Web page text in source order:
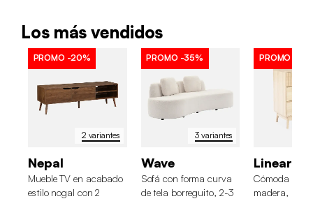
Los más vendidos
2 variantes
PROMO -20%
Nepal
Mueble TV en acabado
estilo nogal con 2
3 variantes
PROMO -35%
Wave
Sofá con forma curva
de tela borreguito, 2-3
PROMO
Linear
Cómoda con
madera, 3